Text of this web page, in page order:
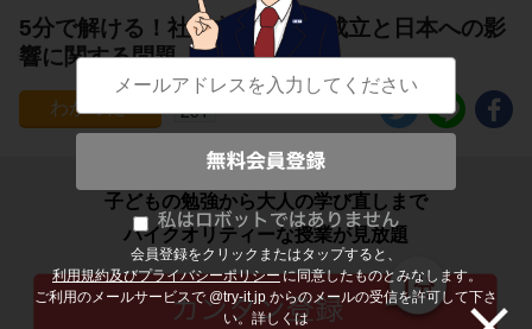
会員登録をクリックまたはタップすると、
利用規約及びプライバシーポリシーに同意したものとみなします。
ご利用のメールサービスで @try-it.jp からのメールの受信を許可して下さ
い。詳しくは
5分で解ける！社会主義国家の成立と日本への影
響に関する問題
201
子どもの勉強から大人の学び直しまで
ハイクオリティーな授業が見放題